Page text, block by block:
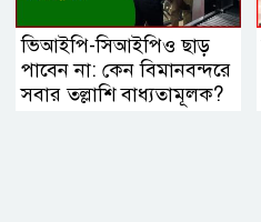
ভিআইপি-সিআইপিও ছাড়
পাবেন না: কেন বিমানবন্দরে
সবার তল্লাশি বাধ্যতামূলক?